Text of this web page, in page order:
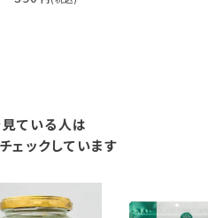
ている人は
ェックしています